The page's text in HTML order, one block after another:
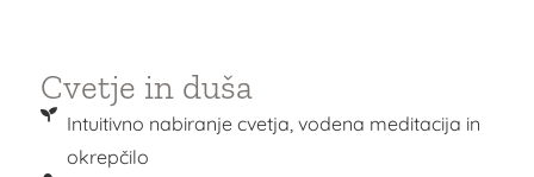
Cvetje in duša
Intuitivno nabiranje cvetja, vodena meditacija in
okrepčilo